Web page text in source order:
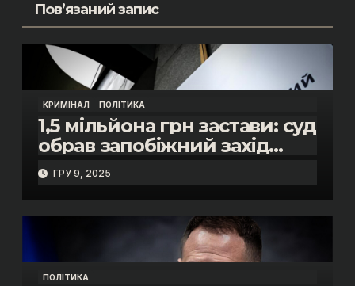
Пов’язаний запис
КРИМІНАЛ ПОЛІТИКА
1,5 мільйона грн застави: суд
обрав запобіжний захід
помічнику нардепки Анни
Скороход у справі про
«санкційний підкуп»
ГРУ 9, 2025
ПОЛІТИКА